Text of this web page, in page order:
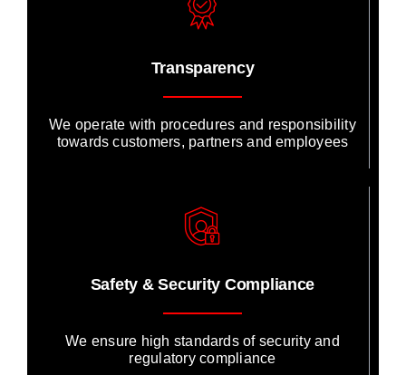
Transparency
We operate with procedures and responsibility
towards customers, partners and employees
Safety & Security Compliance
We ensure high standards of security and
regulatory compliance